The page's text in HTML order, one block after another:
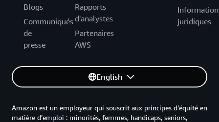
Blogs
Communiqués
de
presse
Rapports
d'analystes
Partenaires
AWS
juridiques
English
Amazon est un employeur qui souscrit aux principes d’équité en
matière d’emploi : minorités, femmes, handicaps, seniors,